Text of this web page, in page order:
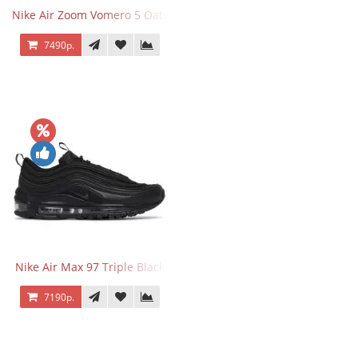
Nike Air Zoom Vomero 5 Oatmeal
7490р.
Nike Air Max 97 Triple Black
7190р.